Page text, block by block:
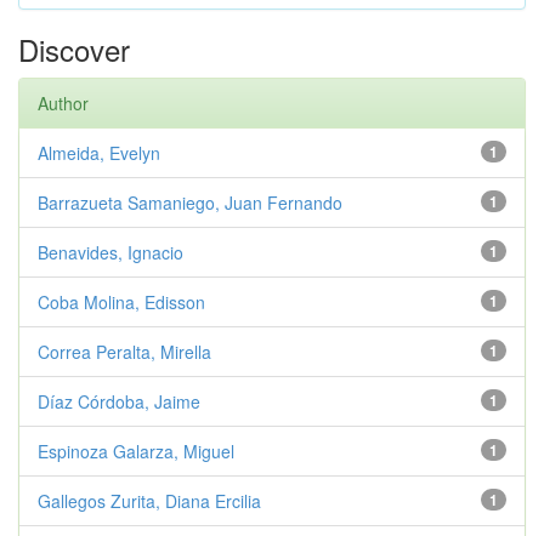
Discover
Author
1
Almeida, Evelyn
1
Barrazueta Samaniego, Juan Fernando
1
Benavides, Ignacio
1
Coba Molina, Edisson
1
Correa Peralta, Mirella
1
Díaz Córdoba, Jaime
1
Espinoza Galarza, Miguel
1
Gallegos Zurita, Diana Ercilia